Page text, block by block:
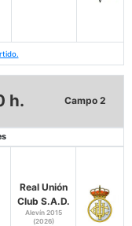
h. Campo 2
Real Unión
Club S.A.D.
Alevín 2015
(2026)